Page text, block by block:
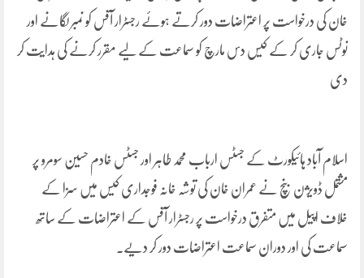
خان کی درخواست پر اعتراضات دور کرتے ہوئے رجسٹرار آفس کو نمبر لگانے اور
نوٹس جاری کر کے کیس دس مارچ کو سماعت کے لیے مقرر کرنے کی ہدایت کر
دی
اسلام آباد ہائیکورٹ کے جسٹس ارباب محمد طاہر اور جسٹس خادم حسین سومرو پر
مشتمل ڈویژن بنچ نے عمران خان کی توشہ خانہ فوجداری کیس میں سزا کے
خلاف اپیل میں متفرق درخواست پر رجسٹرار آفس کے اعتراضات کے ساتھ
سماعت کی اور دوران سماعت اعتراضات دور کر دیے۔